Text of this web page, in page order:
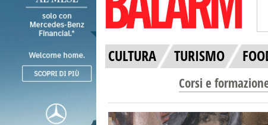
CULTURA TURISMO
Corsi e